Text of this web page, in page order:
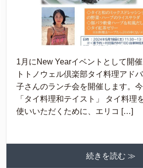
1月にNew Yearイベントとして開
トトノウェル倶楽部タイ料理アド
子さんのランチ会を開催します。
「タイ料理和テイスト」 タイ料理
使いいただくために、エリコ […]
続きを読む ≫